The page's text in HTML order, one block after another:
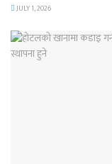
JULY 1, 2026